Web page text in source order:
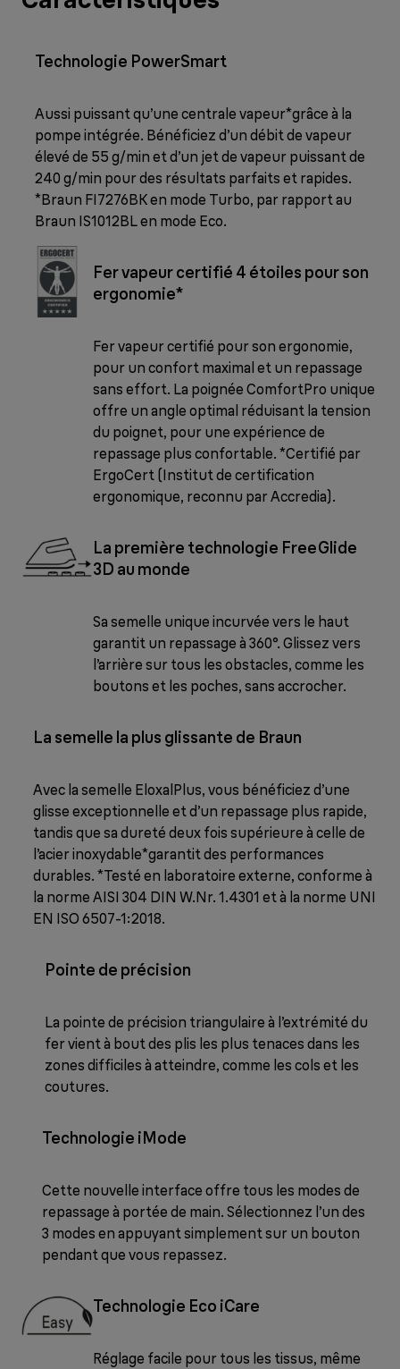
Technologie PowerSmart
Aussi puissant qu’une centrale vapeur*grâce à la
pompe intégrée. Bénéficiez d’un débit de vapeur
élevé de 55 g/min et d’un jet de vapeur puissant de
240 g/min pour des résultats parfaits et rapides.
*Braun FI7276BK en mode Turbo, par rapport au
Braun IS1012BL en mode Eco.
Fer vapeur certifié 4 étoiles pour son
ergonomie*
Fer vapeur certifié pour son ergonomie,
pour un confort maximal et un repassage
sans effort. La poignée ComfortPro unique
offre un angle optimal réduisant la tension
du poignet, pour une expérience de
repassage plus confortable. *Certifié par
ErgoCert (Institut de certification
ergonomique, reconnu par Accredia).
La première technologie FreeGlide
3D au monde
Sa semelle unique incurvée vers le haut
garantit un repassage à 360°. Glissez vers
l’arrière sur tous les obstacles, comme les
boutons et les poches, sans accrocher.
La semelle la plus glissante de Braun
Avec la semelle EloxalPlus, vous bénéficiez d’une
glisse exceptionnelle et d’un repassage plus rapide,
tandis que sa dureté deux fois supérieure à celle de
l’acier inoxydable*garantit des performances
durables. *Testé en laboratoire externe, conforme à
la norme AISI 304 DIN W.Nr. 1.4301 et à la norme UNI
EN ISO 6507-1:2018.
Pointe de précision
La pointe de précision triangulaire à l’extrémité du
fer vient à bout des plis les plus tenaces dans les
zones difficiles à atteindre, comme les cols et les
coutures.
Technologie iMode
Cette nouvelle interface offre tous les modes de
repassage à portée de main. Sélectionnez l’un des
3 modes en appuyant simplement sur un bouton
pendant que vous repassez.
Technologie Eco iCare
Réglage facile pour tous les tissus, même